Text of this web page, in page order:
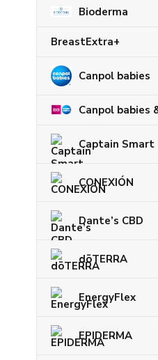
Bioderma
BreastExtra+
Canpol babies
Canpol babies
Captain Smart
CONEXIÓN
Dante’s CBD
dōTERRA
EnergyFlex
EPIDERMA